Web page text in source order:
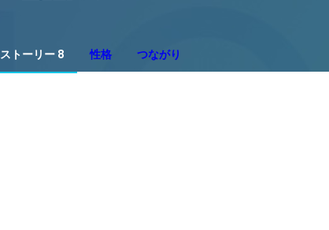
ストーリー 8 性格 つながり